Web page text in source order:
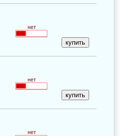
нет
нет
нет